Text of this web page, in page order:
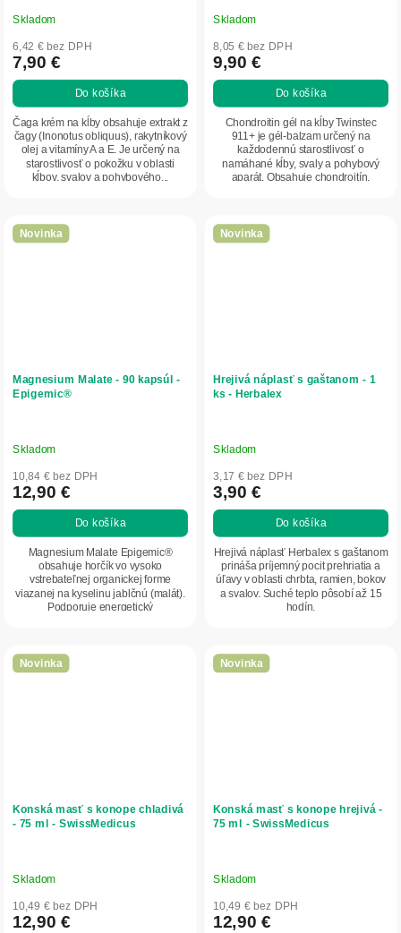
Skladom
6,42 € bez DPH
7,90 €
Do košíka
Čaga krém na kĺby obsahuje extrakt z
čagy (Inonotus obliquus), rakytníkový
olej a vitamíny A a E. Je určený na
starostlivosť o pokožku v oblasti
kĺbov, svalov a pohybového...
Skladom
8,05 € bez DPH
9,90 €
Do košíka
Chondroitin gél na kĺby Twinstec
911+ je gél-balzam určený na
každodennú starostlivosť o
namáhané kĺby, svaly a pohybový
aparát. Obsahuje chondroitín,
Novinka
Magnesium Malate - 90 kapsúl -
Epigemic®
Skladom
10,84 € bez DPH
12,90 €
Do košíka
Magnesium Malate Epigemic®
obsahuje horčík vo vysoko
vstrebateľnej organickej forme
viazanej na kyselinu jablčnú (malát).
Podporuje energetický
Novinka
Hrejivá náplasť s gaštanom - 1
ks - Herbalex
Skladom
3,17 € bez DPH
3,90 €
Do košíka
Hrejivá náplasť Herbalex s gaštanom
prináša príjemný pocit prehriatia a
úľavy v oblasti chrbta, ramien, bokov
a svalov. Suché teplo pôsobí až 15
hodín.
Novinka
Konská masť s konope chladivá
- 75 ml - SwissMedicus
Skladom
10,49 € bez DPH
12,90 €
Novinka
Konská masť s konope hrejivá -
75 ml - SwissMedicus
Skladom
10,49 € bez DPH
12,90 €